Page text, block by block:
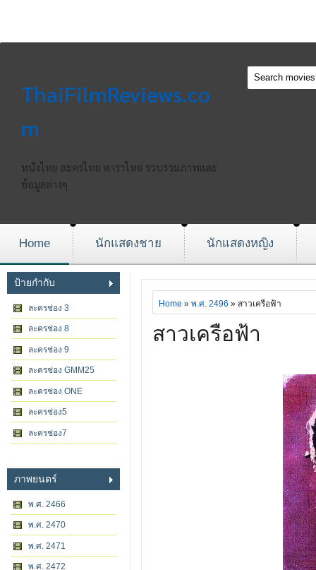
ThaiFilmReviews.co
m
หนังไทย ละครไทย ดาราไทย รวบรวมภาพและ
ข้อมูลต่างๆ
Home นักแสดงชาย นักแสดงหญิง
ป้ายกำกับ
ละครช่อง 3
ละครช่อง 8
ละครช่อง 9
ละครช่อง GMM25
ละครช่อง ONE
ละครช่อง5
ละครช่อง7
ภาพยนตร์
พ.ศ. 2466
พ.ศ. 2470
พ.ศ. 2471
พ.ศ. 2472
Home » พ.ศ. 2496 » สาวเครือฟ้า
สาวเครือฟ้า